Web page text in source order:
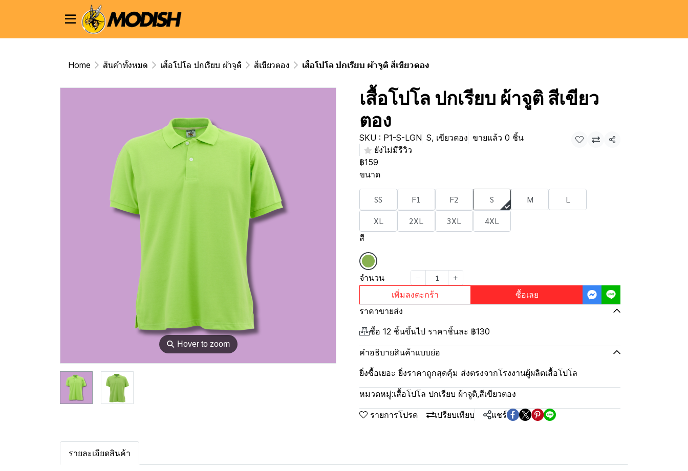
Home สินค้าทั้งหมด เสื้อโปโล ปกเรียบ ผ้าจูติ สีเขียวตอง เสื้อโปโล ปกเรียบ ผ้าจูติ สีเขียวตอง
⚲ Hover to zoom
เสื้อโปโล ปกเรียบ ผ้าจูติ สีเขียว
ตอง
SKU : P1-S-LGN S, เขียวตอง ขายแล้ว 0 ชิ้น
ยังไม่มีรีวิว
แชร์
฿159
ขนาด
SS F1 F2 S M
L
XL
2XL 3XL 4XL
สี
จำนวน
เพิ่มลงตะกร้า ซื้อเลย
ราคาขายส่ง
ซื้อ 12 ชิ้นขึ้นไป ราคาชิ้นละ ฿130
คำอธิบายสินค้าแบบย่อ
ยิ่งซื้อเยอะ ยิ่งราคาถูกสุดคุ้ม ส่งตรงจากโรงงานผู้ผลิตเสื้อโปโล
หมวดหมู่:เสื้อโปโล ปกเรียบ ผ้าจูติ,สีเขียวตอง
รายการโปรด เปรียบเทียบ แชร์
รายละเอียดสินค้า